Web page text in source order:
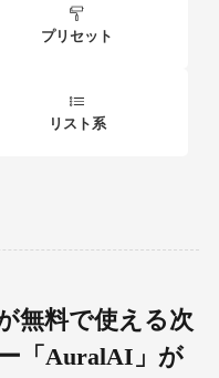
プリセット
リスト系
無料で使える次
「AuralAI」が